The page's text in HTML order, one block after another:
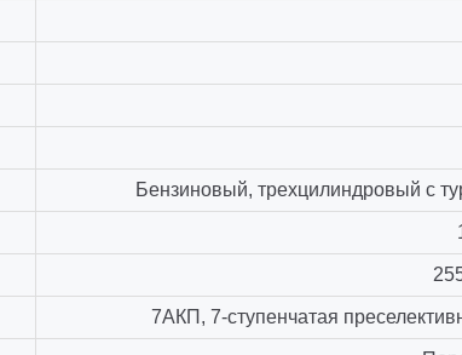
Бензиновый, трехцилиндровый с
7АКП, 7-ступенчатая